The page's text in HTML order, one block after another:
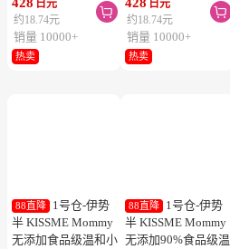
片
日元
约18.74元

销量 10000+
热卖
20片
日元
约18.74元

销量 10000+
热卖
88直降
1号仓-伊势
半 KISSME Mommy
无添加食品级温和小
88直降
1号仓-伊势
半 KISSME Mommy
无添加90%食品级温